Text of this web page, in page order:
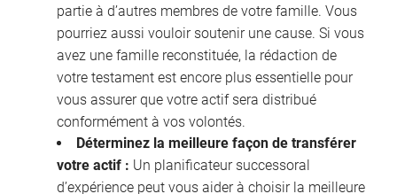
partie à d’autres membres de votre famille. Vous
pourriez aussi vouloir soutenir une cause. Si vous
avez une famille reconstituée, la rédaction de
votre testament est encore plus essentielle pour
vous assurer que votre actif sera distribué
conformément à vos volontés.
Déterminez la meilleure façon de transférer
votre actif : Un planificateur successoral
d’expérience peut vous aider à choisir la meilleure